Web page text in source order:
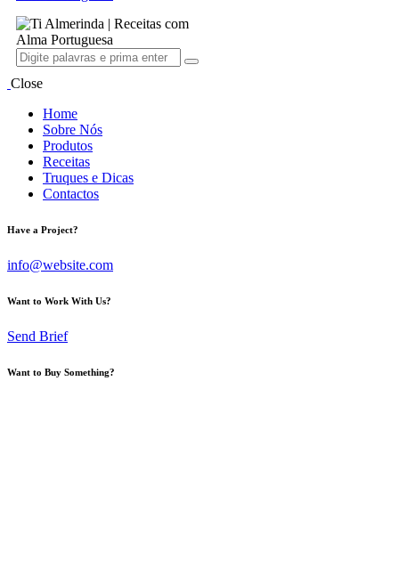
Close
Home
Sobre Nós
Produtos
Receitas
Truques e Dicas
Contactos
Have a Project?
info@website.com
Want to Work With Us?
Send Brief
Want to Buy Something?